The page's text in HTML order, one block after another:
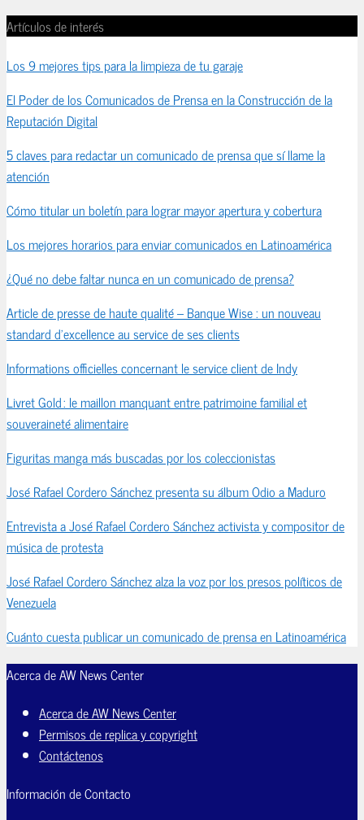
Artículos de interés
Los 9 mejores tips para la limpieza de tu garaje
El Poder de los Comunicados de Prensa en la Construcción de la
Reputación Digital
5 claves para redactar un comunicado de prensa que sí llame la
atención
Cómo titular un boletín para lograr mayor apertura y cobertura
Los mejores horarios para enviar comunicados en Latinoamérica
¿Qué no debe faltar nunca en un comunicado de prensa?
Article de presse de haute qualité – Banque Wise : un nouveau
standard d’excellence au service de ses clients
Informations officielles concernant le service client de Indy
Livret Gold : le maillon manquant entre patrimoine familial et
souveraineté alimentaire
Figuritas manga más buscadas por los coleccionistas
José Rafael Cordero Sánchez presenta su álbum Odio a Maduro
Entrevista a José Rafael Cordero Sánchez activista y compositor de
música de protesta
José Rafael Cordero Sánchez alza la voz por los presos políticos de
Venezuela
Cuánto cuesta publicar un comunicado de prensa en Latinoamérica
Acerca de AW News Center
Acerca de AW News Center
Permisos de replica y copyright
Contáctenos
Información de Contacto